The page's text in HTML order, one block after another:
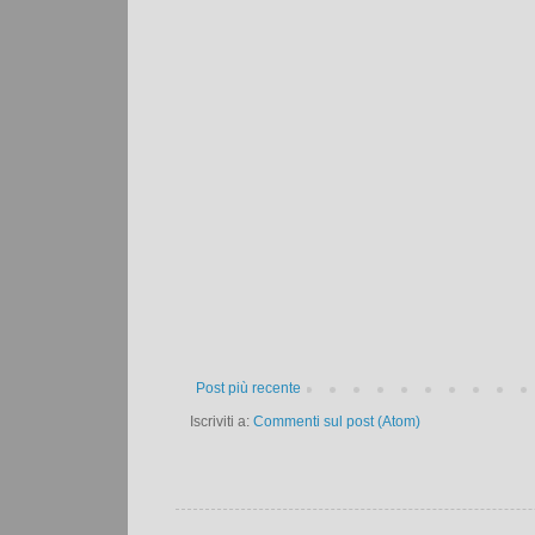
Post più recente
Iscriviti a: Commenti sul post (Atom)